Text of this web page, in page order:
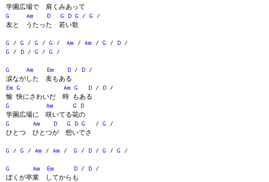
学園広場で 肩くみあって
G
Am D G D G / G /
友と うたった 若い歌
G / G / G / G / Am / Am / G / D /
G / D / G / G /
G Am Em D / D /
涙ながした 友もある
Em
G Am G D / D /
愉 快にさわいだ 時 もある
G
Am G
D
学園広場に 咲いてる花の
G
Am D G D G / G /
ひとつ ひとつが 想いでさ
G / G / Am / Am / G / D / G / G /
G Am Em D / D /
ぼくが卒業 してからも